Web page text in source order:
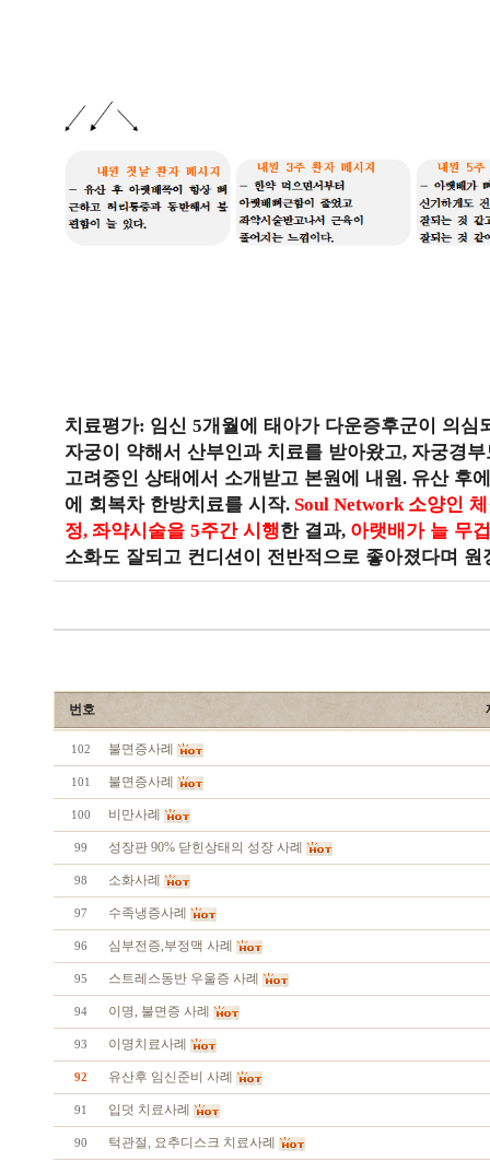
치료평가: 임신 5개월에 태아가 다운증후군이 의심
자궁이 약해서 산부인과 치료를 받아왔고, 자궁경
고려중인 상태에서 소개받고 본원에 내원. 유산 후
에 회복차 한방치료를 시작. Soul Network 소양인
정, 좌약시술을 5주간 시행한 결과, 아랫배가 늘 무
소화도 잘되고 컨디션이 전반적으로 좋아졌다며
번호
102 불면증사례
101 불면증사례
100 비만사례
99 성장판 90% 닫힌상태의 성장 사례
98 소화사례
97 수족냉증사례
96 심부전증,부정맥 사례
95 스트레스동반 우울증 사례
94 이명, 불면증 사례
93 이명치료사례
92 유산후 임신준비 사례
91 입덧 치료사례
90 턱관절, 요추디스크 치료사례